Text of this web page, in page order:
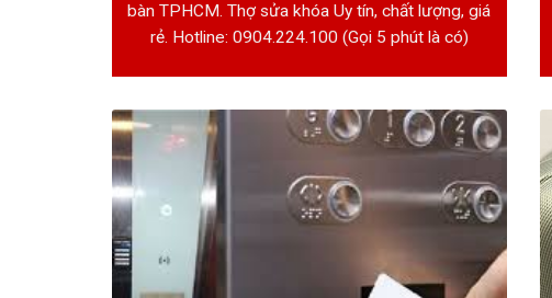
bàn TPHCM. Thợ sửa khóa Uy tín, chất lượng, giá
rẻ. Hotline: 0904.224.100(Gọi 5 phút là có)